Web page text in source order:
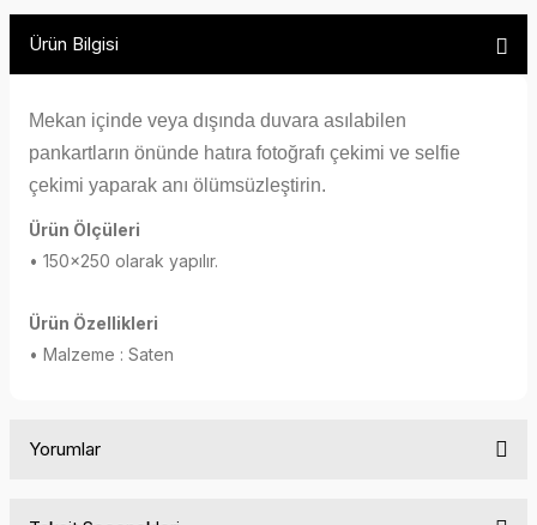
Ürün Bilgisi
Mekan içinde veya dışında duvara asılabilen
pankartların önünde hatıra fotoğrafı çekimi ve selfie
çekimi yaparak anı ölümsüzleştirin.
Ürün Ölçüleri
• 150x250 olarak yapılır.
Ürün Özellikleri
• Malzeme : Saten
Yorumlar